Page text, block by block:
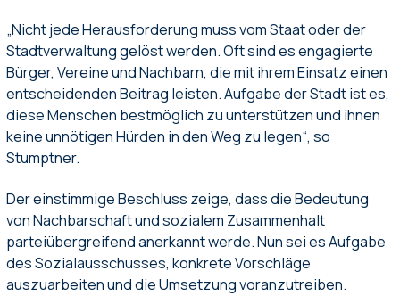
„Nicht jede Herausforderung muss vom Staat oder der
Stadtverwaltung gelöst werden. Oft sind es engagierte
Bürger, Vereine und Nachbarn, die mit ihrem Einsatz einen
entscheidenden Beitrag leisten. Aufgabe der Stadt ist es,
diese Menschen bestmöglich zu unterstützen und ihnen
keine unnötigen Hürden in den Weg zu legen“, so
Stumptner.
Der einstimmige Beschluss zeige, dass die Bedeutung
von Nachbarschaft und sozialem Zusammenhalt
parteiübergreifend anerkannt werde. Nun sei es Aufgabe
des Sozialausschusses, konkrete Vorschläge
auszuarbeiten und die Umsetzung voranzutreiben.